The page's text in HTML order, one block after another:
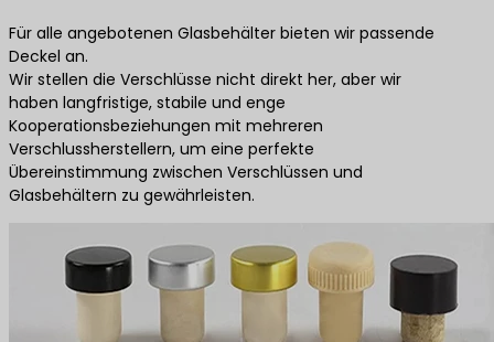
Für alle angebotenen Glasbehälter bieten wir passende
Deckel an.
Wir stellen die Verschlüsse nicht direkt her, aber wir
haben langfristige, stabile und enge
Kooperationsbeziehungen mit mehreren
Verschlussherstellern, um eine perfekte
Übereinstimmung zwischen Verschlüssen und
Glasbehältern zu gewährleisten.